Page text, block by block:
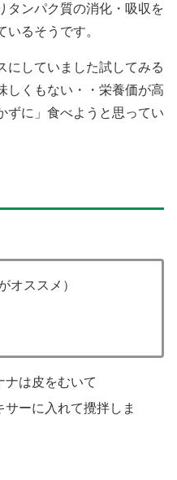
タンパク質の消化・吸収を
るそうです。
にしていました試してみる
しくもない・・栄養価が高
ずに」食べようと思ってい
ススメ）
ナは皮をむいて
ーに入れて攪拌しま